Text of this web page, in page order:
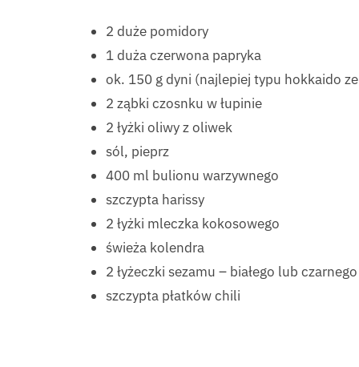
2 duże pomidory
1 duża czerwona papryka
ok. 150 g dyni (najlepiej typu hokkaido
2 ząbki czosnku w łupinie
2 łyżki oliwy z oliwek
sól, pieprz
400 ml bulionu warzywnego
szczypta harissy
2 łyżki mleczka kokosowego
świeża kolendra
2 łyżeczki sezamu – białego lub czarnego
szczypta płatków chili